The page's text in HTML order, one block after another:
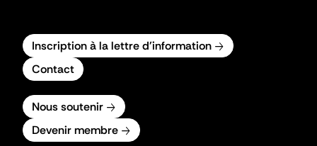
Inscription à la lettre d'information
Contact
Nous soutenir
Devenir membre